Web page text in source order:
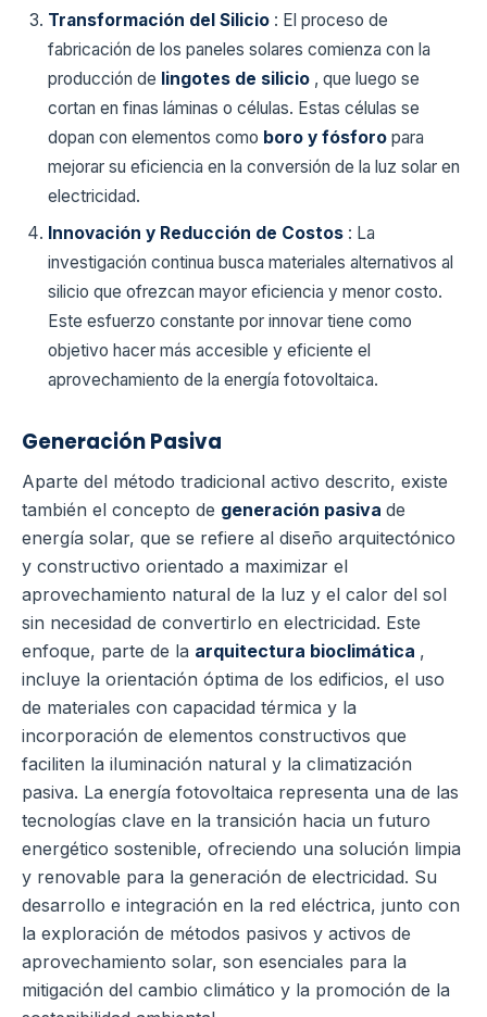
Transformación del Silicio : El proceso de
fabricación de los paneles solares comienza con la
producción de lingotes de silicio , que luego se
cortan en finas láminas o células. Estas células se
dopan con elementos como boro y fósforo para
mejorar su eficiencia en la conversión de la luz solar en
electricidad.
Innovación y Reducción de Costos : La
investigación continua busca materiales alternativos al
silicio que ofrezcan mayor eficiencia y menor costo.
Este esfuerzo constante por innovar tiene como
objetivo hacer más accesible y eficiente el
aprovechamiento de la energía fotovoltaica.
Generación Pasiva
Aparte del método tradicional activo descrito, existe
también el concepto de generación pasiva de
energía solar, que se refiere al diseño arquitectónico
y constructivo orientado a maximizar el
aprovechamiento natural de la luz y el calor del sol
sin necesidad de convertirlo en electricidad. Este
enfoque, parte de la arquitectura bioclimática ,
incluye la orientación óptima de los edificios, el uso
de materiales con capacidad térmica y la
incorporación de elementos constructivos que
faciliten la iluminación natural y la climatización
pasiva. La energía fotovoltaica representa una de las
tecnologías clave en la transición hacia un futuro
energético sostenible, ofreciendo una solución limpia
y renovable para la generación de electricidad. Su
desarrollo e integración en la red eléctrica, junto con
la exploración de métodos pasivos y activos de
aprovechamiento solar, son esenciales para la
mitigación del cambio climático y la promoción de la